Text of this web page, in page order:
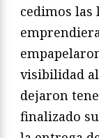
cedimos las
visibilidad
dejaron
finalizado